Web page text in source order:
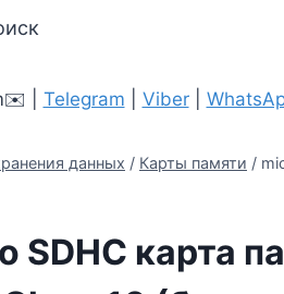
| Telegram Viber|
данных / Карты памяти /
SDHC карта